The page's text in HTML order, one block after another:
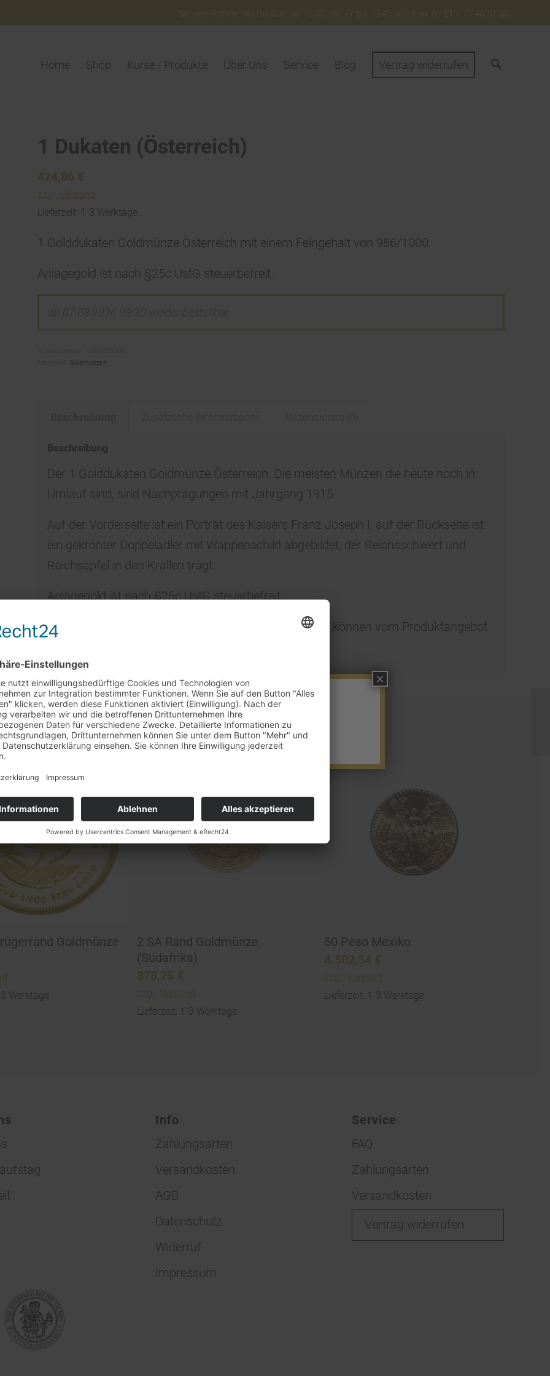
Service-Hotline Mo-Do 8:30 bis 16:30 Uhr. Fr bis 13:45 Uhr. Fon: 07 21 / 75 40 51 30
Home Shop Kurse / Produkte Über Uns Service Blog Vertrag widerrufen
1 Dukaten (Österreich)
424,86 €
zzgl.
Versand
Lieferzeit: 1-3 Werktage
1 Golddukaten Goldmünze Österreich mit einem Feingehalt von 986/1000
Anlagegold ist nach §25c UstG steuerbefreit.
Goldmünzen
Beschreibung
Der 1 Golddukaten Goldmünze Österreich. Die meisten Münzen die heute noch in
Umlauf sind, sind Nachprägungen mit Jahrgang 1915.
Auf der Vorderseite ist ein Porträt des Kaisers Franz Joseph I, auf der Rückseite ist
ein gekrönter Doppeladler mit Wappenschild abgebildet, der Reichsschwert und
Reichsapfel in den Krallen trägt.
Anlagegold ist nach §25c UstG steuerbefreit.
Hinweis: Münzfotos bzw. Jahrgänge sind Muster und können vom Produktangebot
Goldmünze
Werktage
2 SA Rand Goldmünze
(Südafrika)
878,75 €
zzgl.
Versand
Lieferzeit: 1-3 Werktage
50 Peso Mexiko
4.502,54 €
zzgl.
Versand
Lieferzeit: 1-3 Werktage
Info
Zahlungsarten
Versandkosten
AGB
Datenschutz
Widerruf
Impressum
Service
FAQ
Zahlungsarten
Versandkosten
Vertrag widerrufen
am 29.7. + 5.8.
unser Barverkaufstag in Rheinstetten leider nicht statt.
×